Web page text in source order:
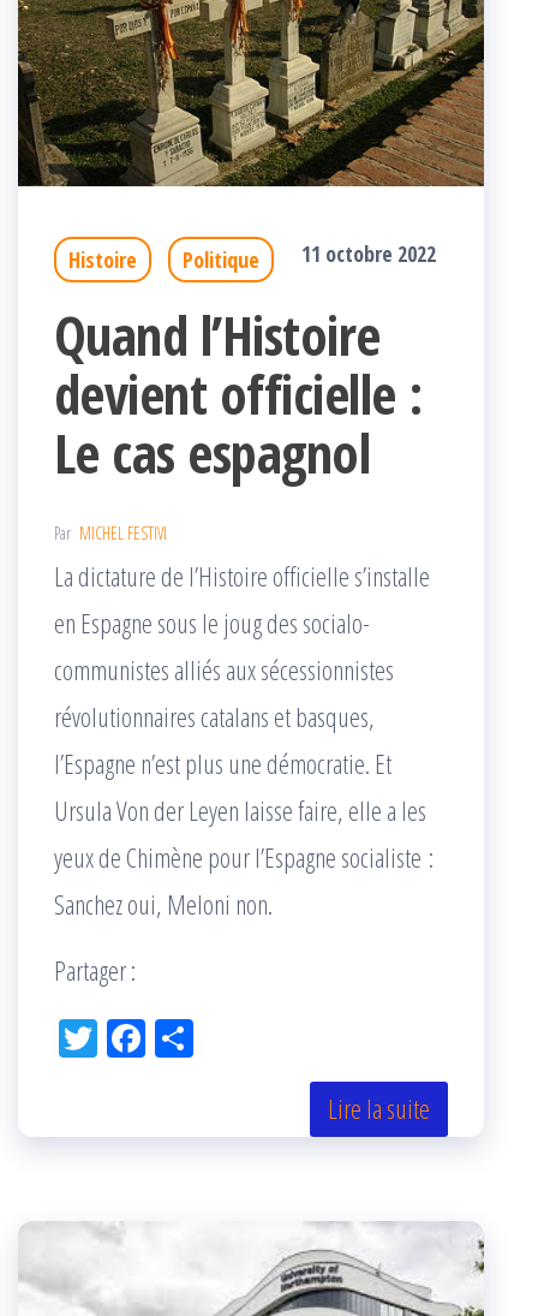
Histoire Politique 11 octobre 2022
Quand l’Histoire
devient officielle :
Le cas espagnol
Par MICHEL FESTIVI
La dictature de l’Histoire officielle s’installe
en Espagne sous le joug des socialo-
communistes alliés aux sécessionnistes
révolutionnaires catalans et basques,
l’Espagne n’est plus une démocratie. Et
Ursula Von der Leyen laisse faire, elle a les
yeux de Chimène pour l’Espagne socialiste :
Sanchez oui, Meloni non.
Partager :
Tw Fac
k r
Lire la suite